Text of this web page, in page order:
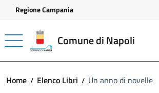
Vai ai contenuti
Vai al footer
Regione Campania
Comune di Napoli
Home Elenco Libri Un anno di novelle